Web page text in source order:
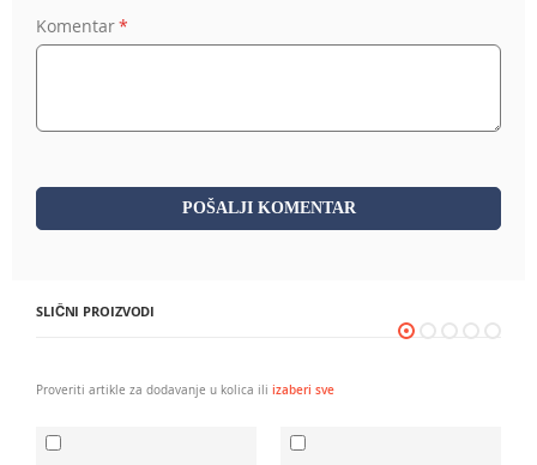
Komentar
POŠALJI KOMENTAR
SLIČNI PROIZVODI
Proveriti artikle za dodavanje u kolica ili izaberi sve